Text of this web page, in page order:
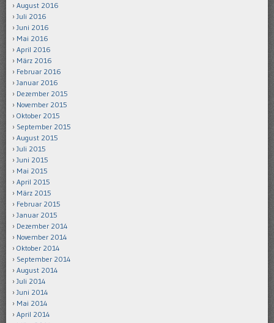
August 2016
Juli 2016
Juni 2016
Mai 2016
April 2016
März 2016
Februar 2016
Januar 2016
Dezember 2015
November 2015
Oktober 2015
September 2015
August 2015
Juli 2015
Juni 2015
Mai 2015
April 2015
März 2015
Februar 2015
Januar 2015
Dezember 2014
November 2014
Oktober 2014
September 2014
August 2014
Juli 2014
Juni 2014
Mai 2014
April 2014